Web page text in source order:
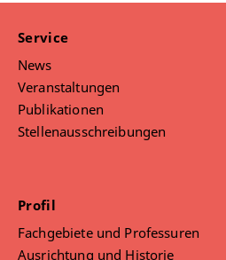
Service
News
Veranstaltungen
Publikationen
Stellenausschreibungen
Profil
Fachgebiete und Professuren
Ausrichtung und Historie